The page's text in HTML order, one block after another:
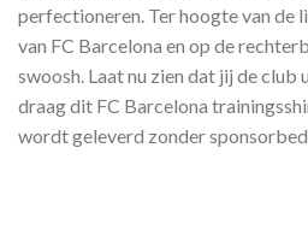
perfectioneren. Ter hoogte van
van FC Barcelona en op de
swoosh. Laat nu zien dat jij de club
draag dit FC Barcelona
wordt geleverd zonder